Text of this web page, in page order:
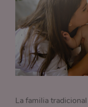
La familia